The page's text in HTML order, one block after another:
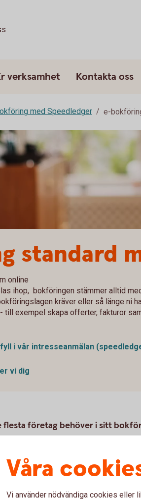
verksamhet Kontakta oss
med Speedledger e-
standard
online
ihop, bokföringen stämmer alltid
kräver eller så länge ni
till exempel skapa offerter, fakturor
i vår intresseanmälan
vi dig
flesta företag behöver i sitt
Våra
Vi använder nödvändiga cookies eller